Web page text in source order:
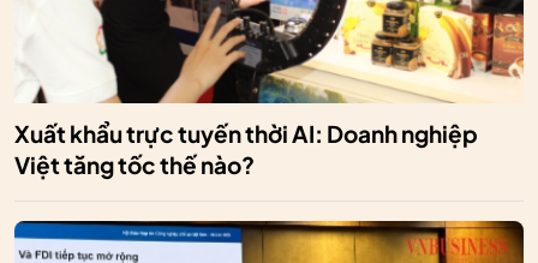
Xuất khẩu trực tuyến thời AI: Doanh nghiệp
Việt tăng tốc thế nào?